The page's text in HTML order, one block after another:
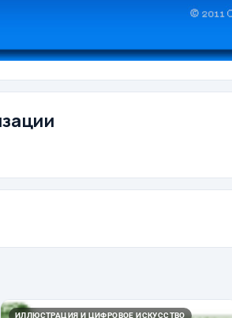
ИЛЛЮСТРАЦИЯ И ЦИФРОВОЕ ИСКУССТВО